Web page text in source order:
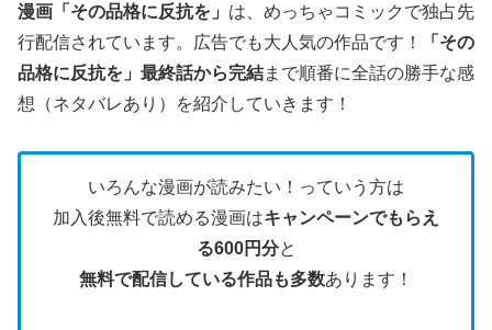
漫画「 その品格に反抗を 」 は、めっちゃコミックで独占先
行配信されています。広告でも大人気の作品です！
「 その
品格に反抗を 」最終話から完結まで順番に全話の勝手な感
想（ネタバレあり）を紹介していきます！
いろんな漫画が読みたい！っていう方は
加入後無料で読める漫画はキャンペーンでもらえ
る600円分と
無料で配信している作品も多数あります！